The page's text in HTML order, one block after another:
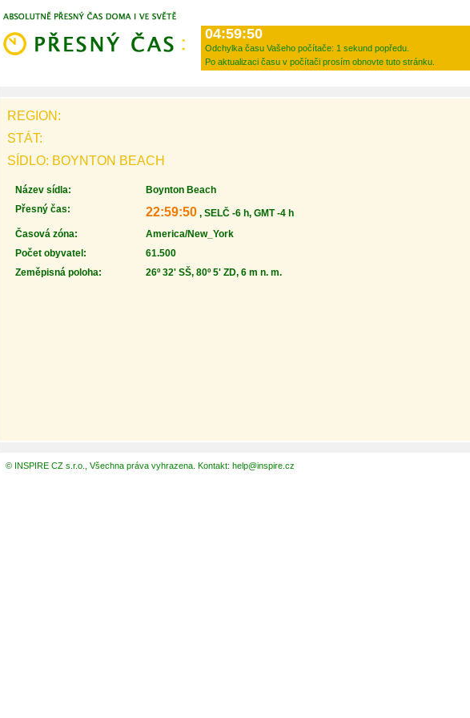
04:59:50
Odchylka času Vašeho počítače: 1 sekund popředu.
Po aktualizaci času v počítači prosím obnovte tuto stránku.
REGION:
STÁT:
SÍDLO: BOYNTON BEACH
Název sídla:
Boynton Beach
Přesný čas:
22:59:50 , SELČ -6 h, GMT -4 h
Časová zóna:
America/New_York
Počet obyvatel:
61.500
Zeměpisná poloha:
26º 32' SŠ, 80º 5' ZD, 6 m n. m.
© INSPIRE CZ s.r.o., Všechna práva vyhrazena. Kontakt: help@inspire.cz